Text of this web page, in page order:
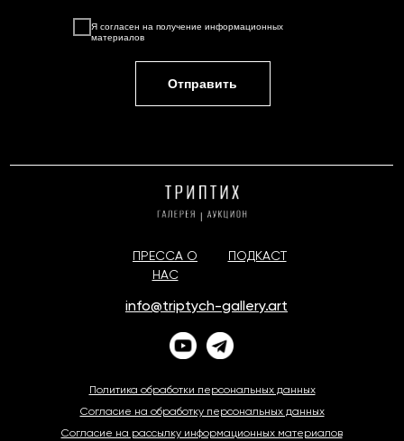
Я согласен на получение информационных
материалов
Отправить
Политика обработки персональных данных
Согласие на обработку персональных данных
Согласие на рассылку информационных материалов
info@triptych-gallery.art
ПРЕССА О
НАС
ПОДКАСТ